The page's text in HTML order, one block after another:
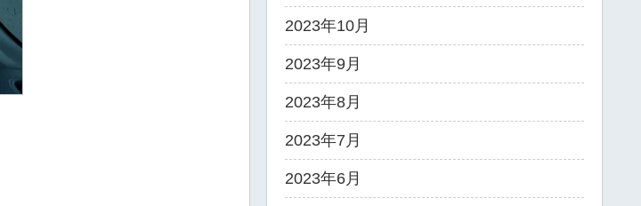
2023年10月
2023年9月
2023年8月
2023年7月
2023年6月